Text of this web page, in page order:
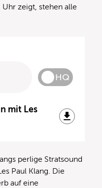
zeigt, stehen alle
HQ
mit Les
perlige Stratsound
Paul Klang. Die
auf eine